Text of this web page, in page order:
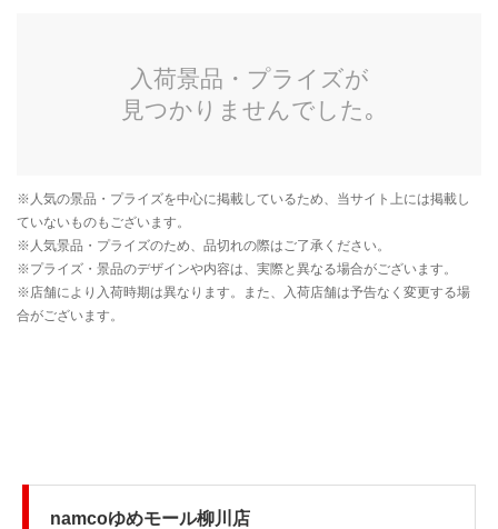
namcoゆめモール柳川店